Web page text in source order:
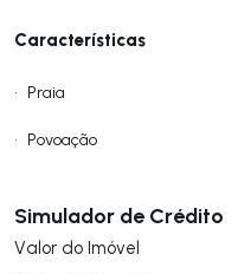
Características
• Praia
• Povoação
Simulador de Crédito
Valor do Imóvel
Submeter